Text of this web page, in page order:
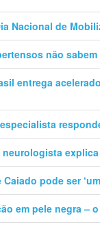
Nacional de
não
entrega
especialista
neurologista
pode ser
em pele negra –